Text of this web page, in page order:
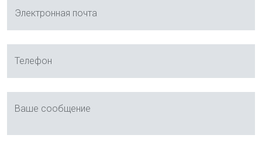
Электронная почта
Телефон
Ваше сообщение